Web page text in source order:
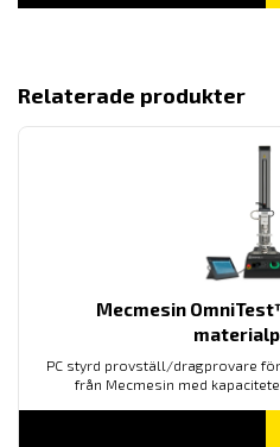
Relaterade produkter
Mecmesin
PC styrd provställ/dragprovare
från Mecmesin med